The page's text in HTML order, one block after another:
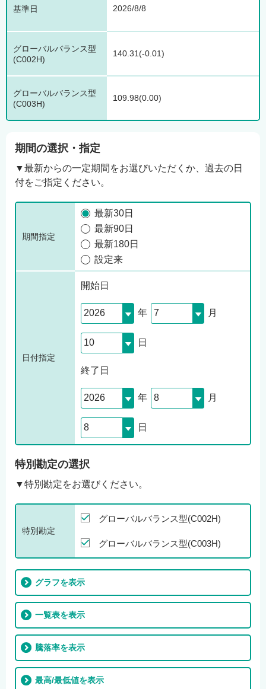
準
ロ
バ
バ
ス
型
(C002H)
ロ
バ
バ
ス
型
(C003H)
2026/8/8
140.31(-0.01)
109.98(0.00)
期間の選択・指定
▼最新からの一定期間をお選びいただくか、過去の日
付をご指定ください。
期間指定
最新30日
最新90日
最新180日
設定来
日付指定
開始日
年 月
日
終了日
年 月
日
特別勘定の選択
▼特別勘定をお選びください。
特別勘定
グローバルバランス型(C002H)
グローバルバランス型(C003H)
グラフを表示
一覧表を表示
騰落率を表示
最高/最低値を表示